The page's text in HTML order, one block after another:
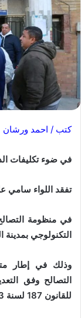
كتب / احمد ورشان
في ضوء تكليفات
تفقد اللواء سامي
في منظومة
التكنولوجي
وذلك في إطار
التصالح وفق
للقانون 187 لسنة 2023.